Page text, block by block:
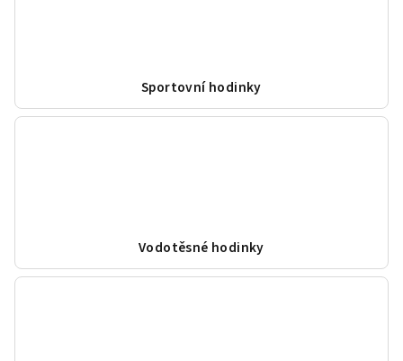
Sportovní hodinky
Vodotěsné hodinky